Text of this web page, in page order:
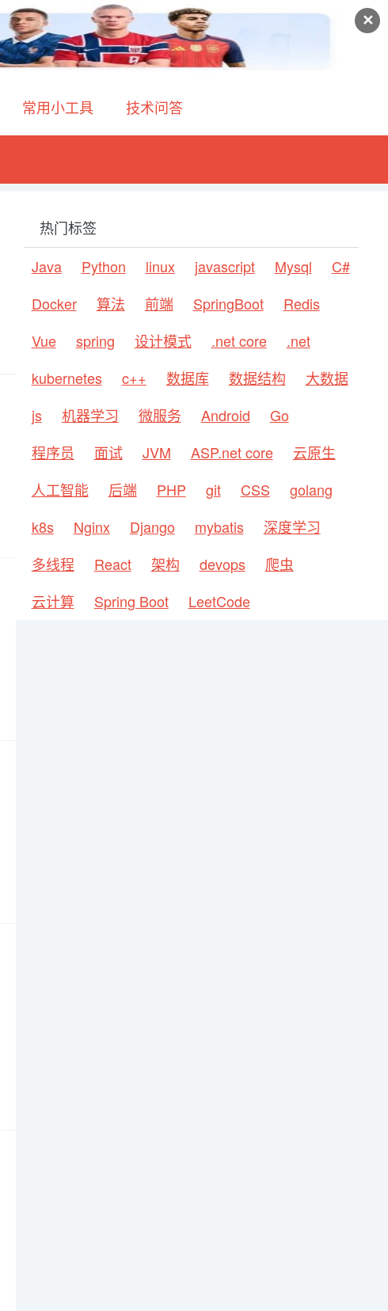
✕
常用小工具 技术问答
热门标签
Java
Python linux javascript Mysql
C#
Docker
算法 前端 SpringBoot
Redis
Vue
spring 设计模式 .net core
.net
kubernetes
c++ 数据库 数据结构
大数据
js
机器学习 微服务 Android
Go
程序员
面试 JVM ASP.net core
云原生
人工智能
后端 PHP git CSS
golang
k8s
Nginx Django mybatis
深度学习
多线程
React 架构 devops
爬虫
云计算
Spring Boot LeetCode